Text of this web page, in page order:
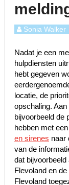
Sonia Walker
Nadat je een
hulpdiensten
hebt gegeven
locatie, de
opschaling.
bijvoorbeeld de
hebben met
en sirenes naar
van de
dat
Flevoland en
Flevoland